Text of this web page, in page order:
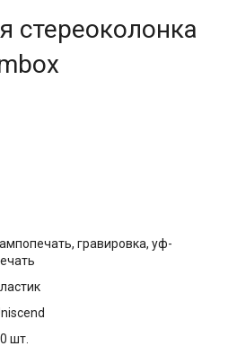
стереоколонка
гравировка, уф-
шт.